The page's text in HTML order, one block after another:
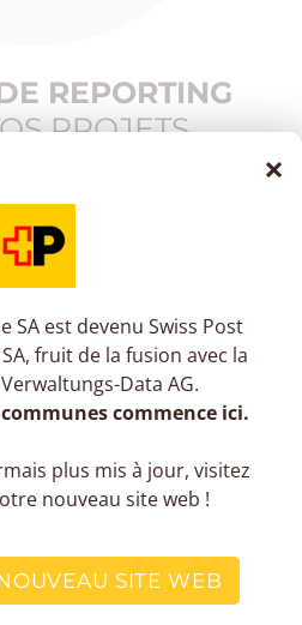
×
SA est devenu Swiss Post
fruit de la fusion avec la
Data AG.
commence ici.
plus mis à jour, visitez
nouveau site web !
SITE WEB
REPORTING
PROJETS
préalablement. En un
consommation des
chaque tâche. Vous
les temps affectés pour
de vos projets !
MULTIPLE DE
!
AVEC VOS